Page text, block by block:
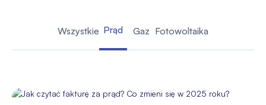
Wszystkie Prąd Gaz Fotowoltaika